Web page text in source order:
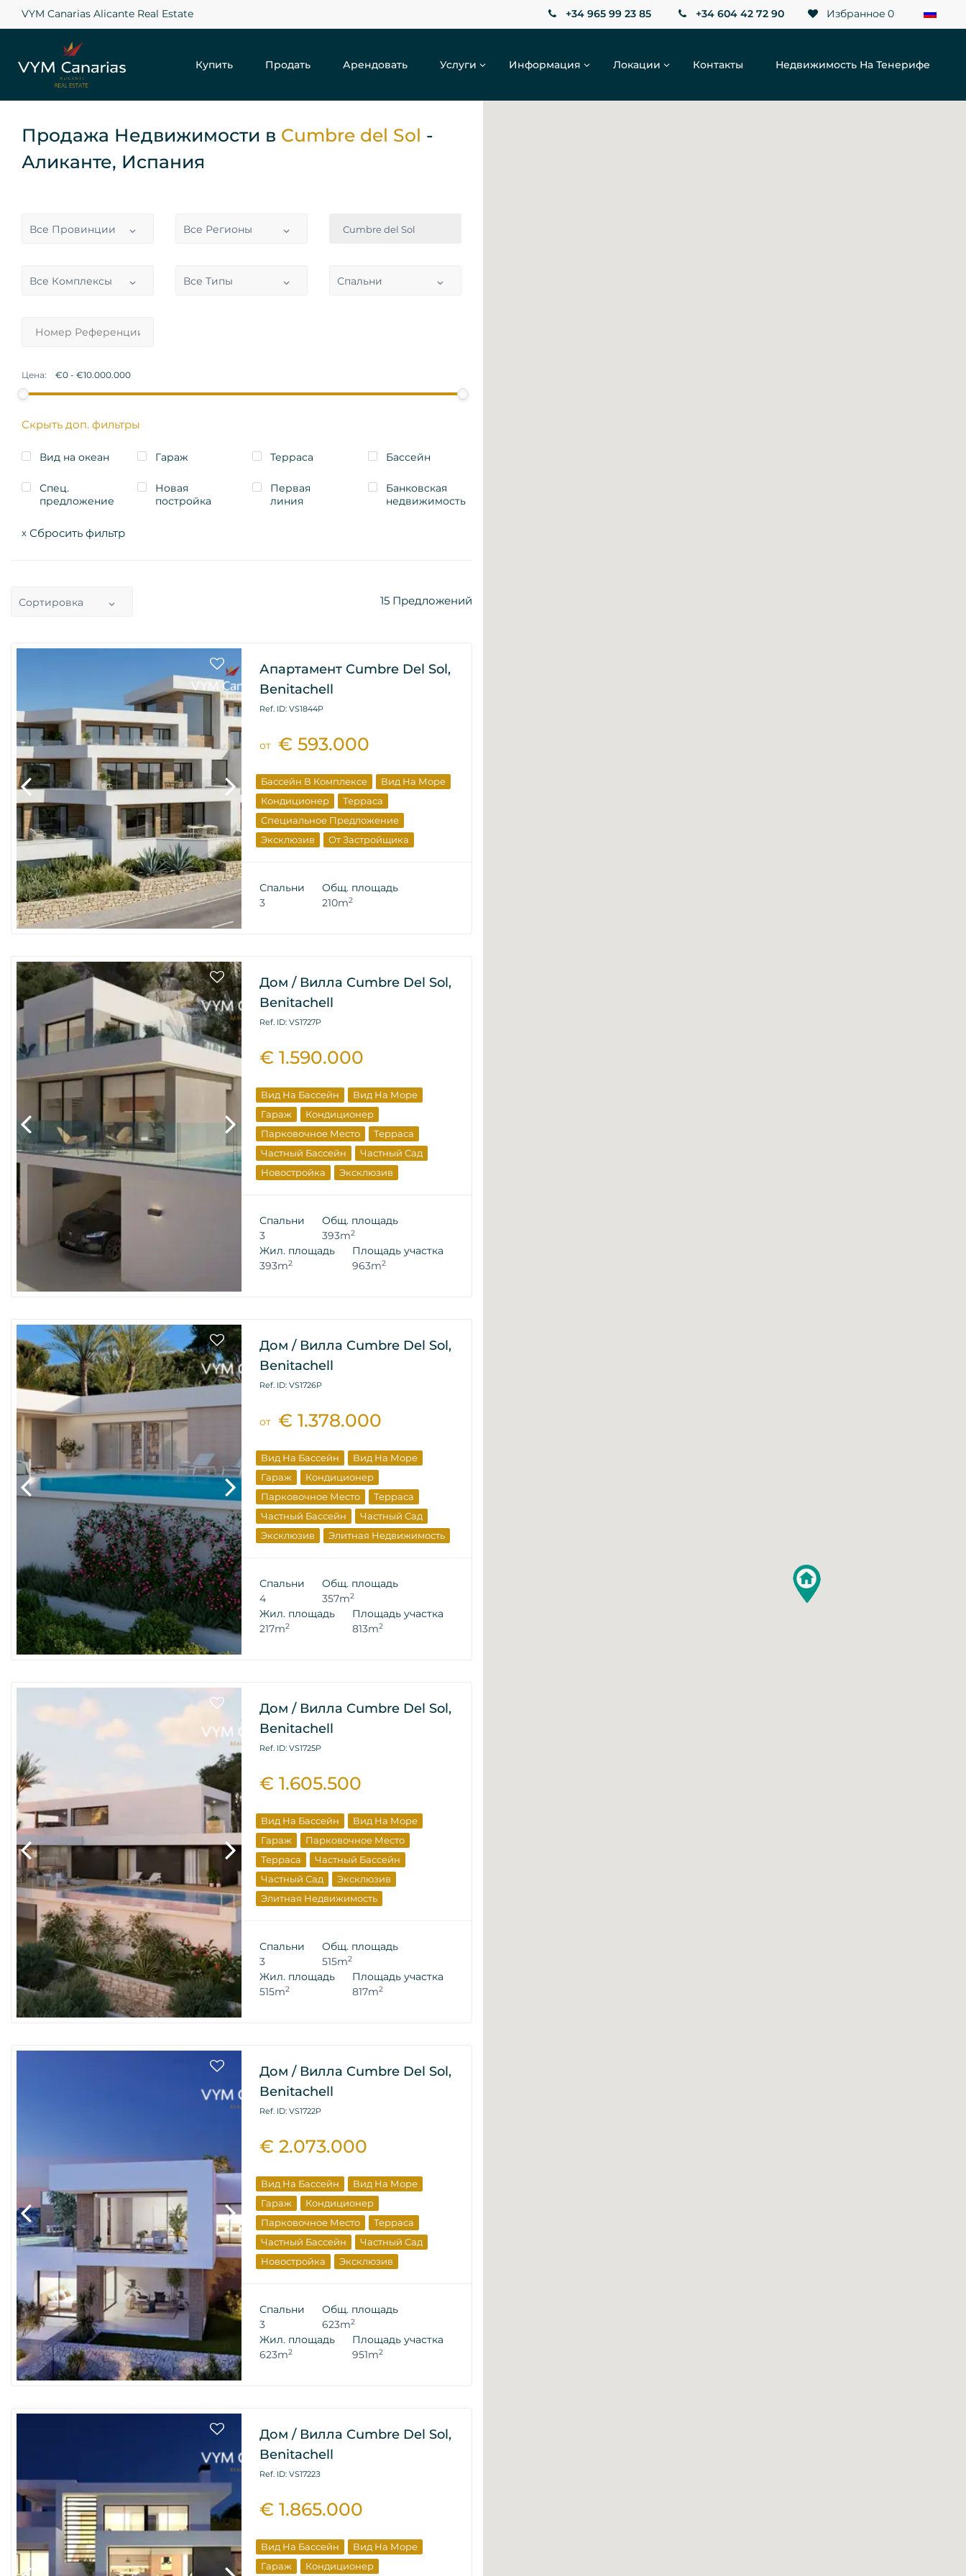
VYM Canarias Alicante Real Estate Избранное 0
+34 965 99 23 85 +34 604 42 72 90
Купить Продать Арендовать Услуги Информация Локации Контакты Недвижимость На Тенерифе
Продажа Недвижимости в Cumbre del Sol -
Аликанте, Испания
Все Провинции Все Регионы Cumbre del Sol
Все Комплексы Все Типы Спальни
Цена:
Скрыть доп. фильтры
Вид на океан Гараж Терраса Бассейн
Спец.
предложение
Новая
постройка
Первая
линия
Банковская
недвижимость
x Сбросить фильтр
Сортировка 15 Предложений
Апартамент Cumbre Del Sol,
Benitachell
Ref. ID: VS1844P
от € 593.000
Бассейн В Комплексе
Вид На Море
Кондиционер
Терраса
Специальное Предложение
Эксклюзив
От Застройщика
Спальни
3
Общ. площадь
210m2
Дом / Вилла Cumbre Del Sol,
Benitachell
Ref. ID: VS1727P
€ 1.590.000
Вид На Бассейн
Вид На Море
Гараж
Кондиционер
Парковочное Место
Терраса
Частный Бассейн
Частный Сад
Новостройка
Эксклюзив
Спальни
3
Общ. площадь
393m2
Жил. площадь
393m2
Площадь участка
963m2
Дом / Вилла Cumbre Del Sol,
Benitachell
Ref. ID: VS1726P
от € 1.378.000
Вид На Бассейн
Вид На Море
Гараж
Кондиционер
Парковочное Место
Терраса
Частный Бассейн
Частный Сад
Эксклюзив
Элитная Недвижимость
Спальни
4
Общ. площадь
357m2
Жил. площадь
217m2
Площадь участка
813m2
Дом / Вилла Cumbre Del Sol,
Benitachell
Ref. ID: VS1725P
€ 1.605.500
Вид На Бассейн
Вид На Море
Гараж
Парковочное Место
Терраса
Частный Бассейн
Частный Сад
Эксклюзив
Элитная Недвижимость
Спальни
3
Общ. площадь
515m2
Жил. площадь
515m2
Площадь участка
817m2
Дом / Вилла Cumbre Del Sol,
Benitachell
Ref. ID: VS1722P
€ 2.073.000
Вид На Бассейн
Вид На Море
Гараж
Кондиционер
Парковочное Место
Терраса
Частный Бассейн
Частный Сад
Новостройка
Эксклюзив
Спальни
3
Общ. площадь
623m2
Жил. площадь
623m2
Площадь участка
951m2
Дом / Вилла Cumbre Del Sol,
Benitachell
Ref. ID: VS1722З
€ 1.865.000
Вид На Бассейн
Вид На Море
Гараж
Кондиционер